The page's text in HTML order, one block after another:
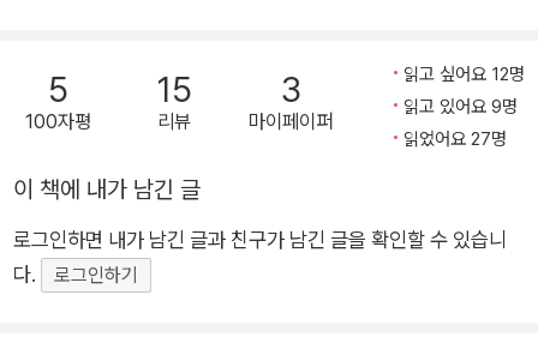
하루도 거르지 않고 행한 종교적 행위나 다름없었다. 영국을 대표
하는 시인 워즈워스는 일평생 28만 킬로미터를 걸었다고 하며
문학자 레슬리 스티븐은 "나의 하루하루는 걷기에 대한 열망으로
얽혀 있다"며, "글쓰기란 결국 산책의 부산물"이라고 고백한다.
걷기에 대한 세계적인 작가들의 글을 한 권에 모은 책이 인플루엔
셜에서 출간되었다. 세계에서 네 번째로 큰 출판사인 맥밀란의 기
5
100자평
15
리뷰
3
마이페이퍼
읽고 싶어요 12명
읽고 있어요 9명
읽었어요 27명
이 책에 내가 남긴 글
로그인하면 내가 남긴 글과 친구가 남긴 글을 확인할 수 있습니
다.
로그인하기